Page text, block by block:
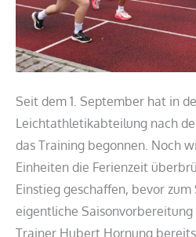
Seit dem 1. September hat in
Leichtathletikabteilung nach
das Training begonnen. Noch
Einheiten die Ferienzeit
Einstieg geschaffen, bevor
eigentliche
Trainer Hubert Hornung